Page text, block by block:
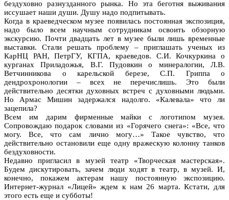
бездуховно разнузданного рынка. Но эта беготня выживания
иссушает наши души. Душу надо подпитывать.
Когда в краеведческом музее появилась постоянная экспозиция,
надо было всем научным сотрудникам освоить обзорную
экскурсию. Почти двадцать лет в музее были лишь временные
выставки. Стали решать проблему – приглашать ученых из
КарНЦ РАН, ПетрГУ, КГПА, краеведов. С.И. Кочкуркина о
курганах Приладожья, В.Г. Пудовкин о минералогии, Л.В.
Ветчинникова о карельской березе, С.П. Гриппа о
дендрохронологии – всех не перечислишь. Это были
действительно десятки духовных встреч с духовными людьми.
Но Армас Мишин задержался надолго. «Калевала» что ли
зацепила?
Всем им дарим фирменные майки с логотипом музея.
Сопровождаю подарок словами из «Горячего снега»: «Все, что
могу. Все, что сам лично могу…» Такое чувство, что
действительно остановили еще одну вражескую колонну танков
бездуховности.
Недавно пригласил в музей театр «Творческая мастерская».
Будем дискутировать, зачем люди ходят в театр, в музей. И,
конечно, покажем актерам нашу постоянную экспозицию.
Интернет-журнал «Лицей» ждем к нам 26 марта. Кстати, для
этого есть еще и субботы!